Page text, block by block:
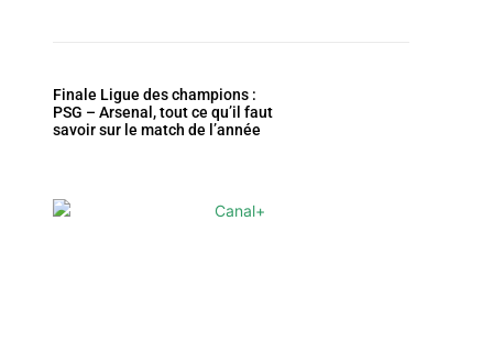
Finale Ligue des champions :
PSG – Arsenal, tout ce qu’il faut
savoir sur le match de l’année